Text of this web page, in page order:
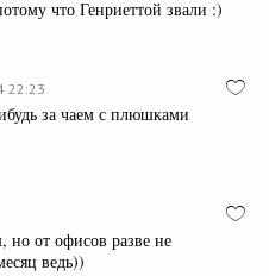
что Генриеттой звали :)
22:23
за чаем с плюшками
но от офисов разве не
ведь))